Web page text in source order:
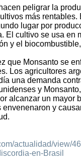
peligrar la
más rentables.
lugar por
El cultivo se usa en
y el
que Monsanto se
Los agricultores
una demanda
y
alcanzar un mayor
y
actualidad/view/
en-Brasil